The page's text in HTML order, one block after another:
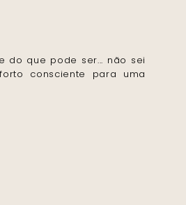
do que pode ser... não sei
consciente para uma